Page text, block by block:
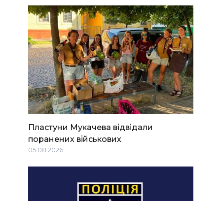
Пластуни Мукачева відвідали
поранених військових
05.08.2026